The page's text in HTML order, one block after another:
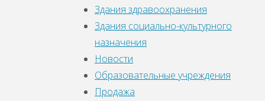
Здания здравоохранения
Здания социально-культурного
назначения
Новости
Образовательные учреждения
Продажа